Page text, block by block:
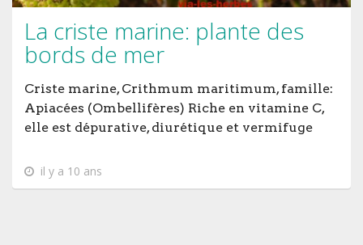
La criste marine: plante des
bords de mer
Criste marine, Crithmum maritimum, famille:
Apiacées (Ombellifères) Riche en vitamine C,
elle est dépurative, diurétique et vermifuge
il y a 10 ans